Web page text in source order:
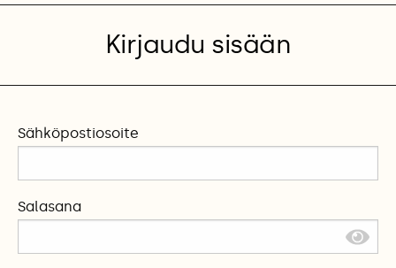
Kirjaudu sisään
Sähköpostiosoite
Salasana